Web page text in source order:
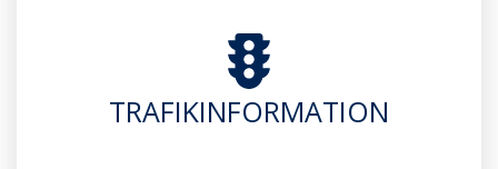
TRAFIKINFORMATION